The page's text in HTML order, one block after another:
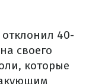
40-
своего
которые